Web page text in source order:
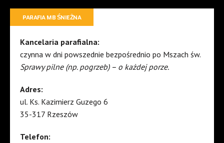
PARAFIA MB ŚNIEŻNA
Kancelaria parafialna:
czynna w dni powszednie bezpośrednio po Mszach św.
Sprawy pilne (np. pogrzeb) – o każdej porze.
Adres:
ul. Ks. Kazimierz Guzego 6
35-317 Rzeszów
Telefon: